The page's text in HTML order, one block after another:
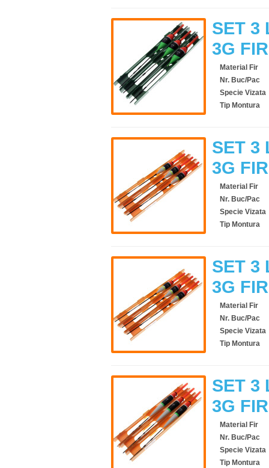
SET 3
3G
Material Fir
Nr. Buc/Pac
Specie Vizata
Tip Montura
SET 3
3G
Material Fir
Nr. Buc/Pac
Specie Vizata
Tip Montura
SET 3
3G
Material Fir
Nr. Buc/Pac
Specie Vizata
Tip Montura
SET 3
3G
Material Fir
Nr. Buc/Pac
Specie Vizata
Tip Montura